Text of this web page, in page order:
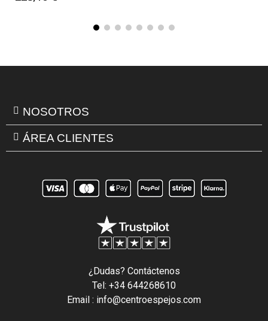
NOSOTROS
ÁREA CLIENTES
¿Dudas? Contáctenos
Tel: +34 644268610
Email : info@centroespejos.com